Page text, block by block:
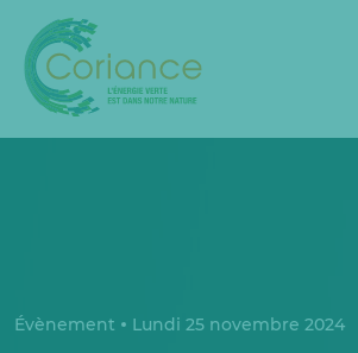
Évènement Lundi 25 novembre 2024